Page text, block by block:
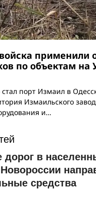
применили
по объектам на
порт Измаил в
Измаильского
и…
дорог в
средства